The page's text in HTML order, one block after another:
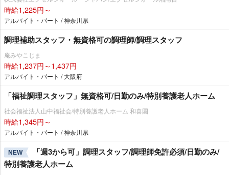
時給1,225円～
アルバイト・パート / 神奈川県
調理補助スタッフ・無資格可の調理師/調理スタッフ
庵みやこじま
時給1,237円～1,437円
アルバイト・パート / 大阪府
「福祉調理スタッフ」無資格可/日勤のみ/特別養護老人ホーム
社会福祉法人山中福祉会/特別養護老人ホーム 和喜園
時給1,345円～
アルバイト・パート / 神奈川県
NEW
「週3から可」調理スタッフ/調理師免許必須/日勤のみ/
特別養護老人ホーム